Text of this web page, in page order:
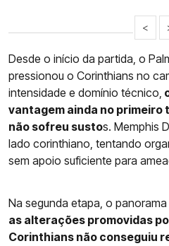
<
Desde o início da partida, o
pressionou o Corinthians no
intensidade e domínio técnico,
vantagem ainda no
não sofreu sustos. Memphis
lado corinthiano, tentando
sem apoio suficiente para
Na segunda etapa, o
as alterações promovidas
Corinthians não conseguiu